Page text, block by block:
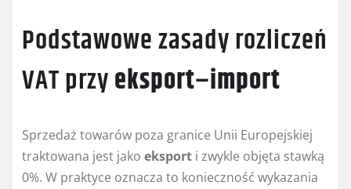
Podstawowe zasady rozliczeń
VAT przyeksport–import
Sprzedaż towarów poza granice Unii Europejskiej
traktowana jest jako eksport i zwykle objęta stawką
0%. W praktyce oznacza to konieczność wykazania